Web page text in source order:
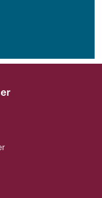
Uddannelses- og